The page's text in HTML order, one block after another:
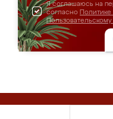
Я соглашаюсь на
согласно